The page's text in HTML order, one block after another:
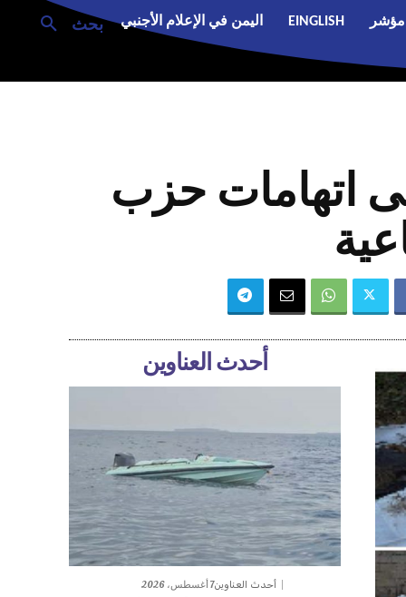
بحث مؤشر EINGLISH اليمن في الإعلام الأجنبي
اتهامات حزب
أحدث العناوين
أحدث العناوين7 أغسطس، 2026